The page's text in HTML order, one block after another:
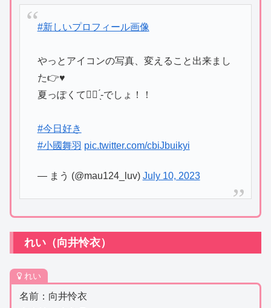
#新しいプロフィール画像
やっとアイコンの写真、変えること出来まし
た👉♥️
夏っぽくて︎👍🏻 ̖́-でしょ！！
#今日好き
#小國舞羽 pic.twitter.com/cbiJbuikyi
— まう (@mau124_luv) July 10, 2023
れい（向井怜衣）
れい
名前：向井怜衣